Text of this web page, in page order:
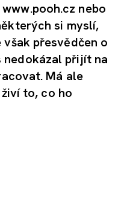
www.pooh.cz nebo
si myslí,
však přesvědčen o
nedokázal přijít na
Má ale
to, co ho